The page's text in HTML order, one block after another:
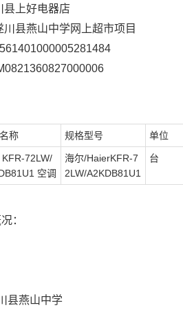
县上好电器店
川县燕山中学网上超市项目
称 规格型号 单位
72LW/
空调
海尔/HaierKFR-7
2LW/A2KDB81U1
台
：
县燕山中学